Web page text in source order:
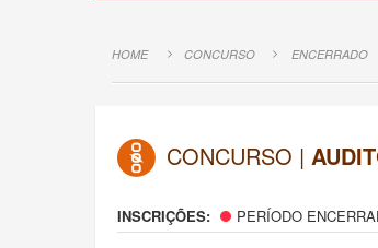
HOME CONCURSO ENCERRADO
CONCURSO |
INSCRIÇÕES: PERÍODO